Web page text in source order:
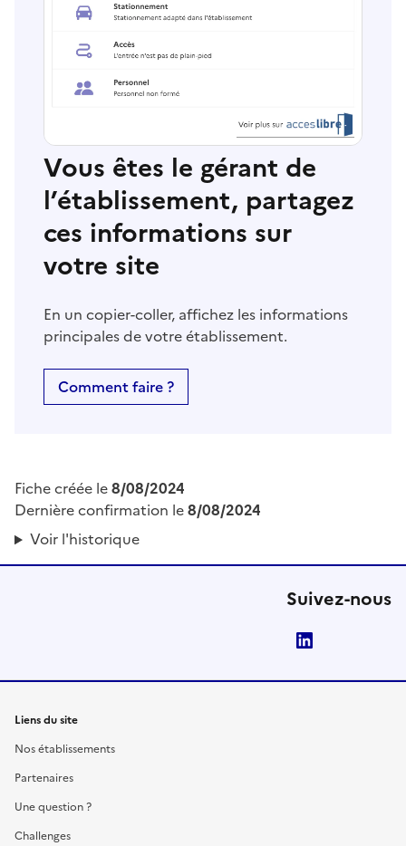
Vous êtes le gérant de
l’établissement, partagez
ces informations sur
votre site
En un copier-coller, affichez les informations
principales de votre établissement.
Comment faire ?
Fiche créée le8/08/2024
Dernière confirmation le8/08/2024
Voir l'historique
Suivez-nous
Liens du site
Nos établissements
Partenaires
Une question ?
Challenges